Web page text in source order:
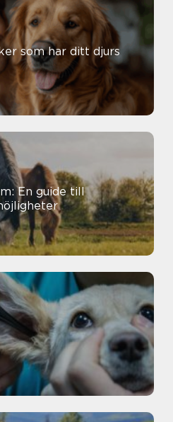
som har ditt djurs
En guide till